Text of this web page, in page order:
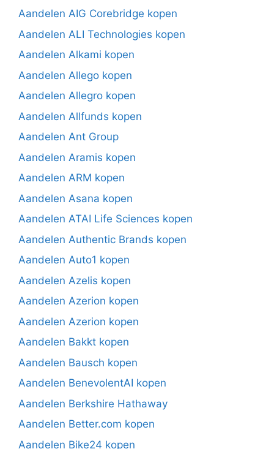
Aandelen AIG Corebridge kopen
Aandelen ALI Technologies kopen
Aandelen Alkami kopen
Aandelen Allego kopen
Aandelen Allegro kopen
Aandelen Allfunds kopen
Aandelen Ant Group
Aandelen Aramis kopen
Aandelen ARM kopen
Aandelen Asana kopen
Aandelen ATAI Life Sciences kopen
Aandelen Authentic Brands kopen
Aandelen Auto1 kopen
Aandelen Azelis kopen
Aandelen Azerion kopen
Aandelen Azerion kopen
Aandelen Bakkt kopen
Aandelen Bausch kopen
Aandelen BenevolentAI kopen
Aandelen Berkshire Hathaway
Aandelen Better.com kopen
Aandelen Bike24 kopen